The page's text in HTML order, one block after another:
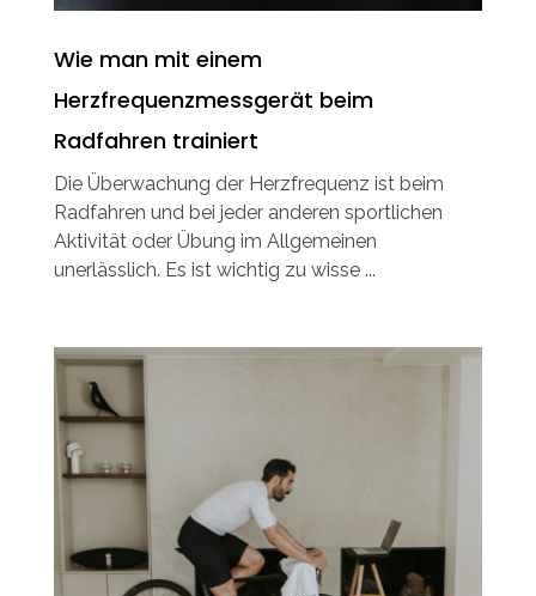
Wie man mit einem
Herzfrequenzmessgerät beim
Radfahren trainiert
Die Überwachung der Herzfrequenz ist beim
Radfahren und bei jeder anderen sportlichen
Aktivität oder Übung im Allgemeinen
unerlässlich. Es ist wichtig zu wisse ...